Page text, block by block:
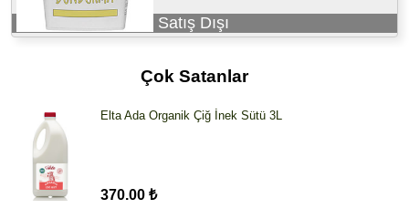
Satış Dışı
Çok Satanlar
Elta Ada Organik Çiğ İnek Sütü 3L
370.00 ₺